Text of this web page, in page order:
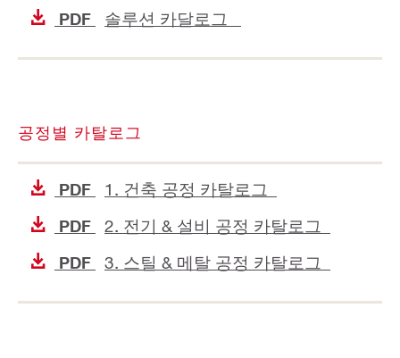
PDF 솔루션 카달로그
공정별 카탈로그
PDF 1. 건축 공정 카탈로그
PDF 2. 전기 & 설비 공정 카탈로그
PDF 3. 스틸 & 메탈 공정 카탈로그